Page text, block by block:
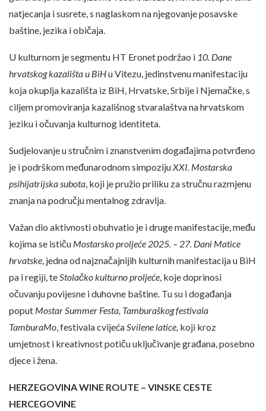
natjecanja i susrete, s naglaskom na njegovanje posavske
baštine, jezika i običaja.
U kulturnom je segmentu HT Eronet podržao i 10. Dane
hrvatskog kazališta u BiHu Vitezu, jedinstvenu manifestaciju
koja okuplja kazališta iz BiH, Hrvatske, Srbije i Njemačke, s
ciljem promoviranja kazališnog stvaralaštva na hrvatskom
jeziku i očuvanja kulturnog identiteta.
Sudjelovanje u stručnim i znanstvenim događajima potvrđeno
je i podrškom međunarodnom simpoziju XXI. Mostarska
psihijatrijska subota , koji je pružio priliku za stručnu razmjenu
znanja na području mentalnog zdravlja.
Važan dio aktivnosti obuhvatio je i druge manifestacije, među
kojima se ističu Mostarsko proljeće 2025. – 27. Dani Matice
hrvatske , jedna od najznačajnijih kulturnih manifestacija u BiH
pa i regiji, te Stolačko kulturno proljeće , koje doprinosi
očuvanju povijesne i duhovne baštine. Tu su i događanja
poput Mostar Summer Festa, Tamburaškogfestivala
TamburaMo , festivala cvijeća Svilene latice, koji kroz
umjetnost i kreativnost potiču uključivanje građana, posebno
djece i žena.
HERZEGOVINA WINE ROUTE – VINSKE CESTE
HERCEGOVINE